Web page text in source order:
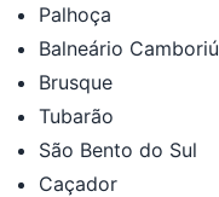
Palhoça
Balneário Camboriú
Brusque
Tubarão
São Bento do Sul
Caçador